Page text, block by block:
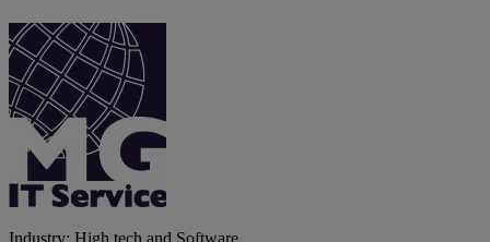
Industry: High tech and Software